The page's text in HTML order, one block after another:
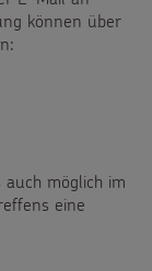
können über
möglich im
eine